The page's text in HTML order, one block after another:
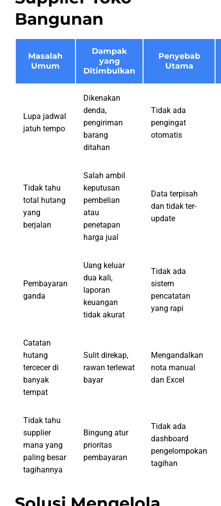
Bangunan
Masalah
Umum
Dampak
yang
Ditimbulkan
Penyebab
Utama
Lupa jadwal
jatuh tempo
Dikenakan
denda,
pengiriman
barang
ditahan
Tidak ada
pengingat
otomatis
Tidak tahu
total hutang
yang
berjalan
Salah ambil
keputusan
pembelian
atau
penetapan
harga jual
Data terpisah
dan tidak ter-
update
Pembayaran
ganda
Uang keluar
dua kali,
laporan
keuangan
tidak akurat
Tidak ada
sistem
pencatatan
yang rapi
Catatan
hutang
tercecer di
banyak
tempat
Sulit direkap,
rawan terlewat
bayar
Mengandalkan
nota manual
dan Excel
Tidak tahu
supplier
mana yang
paling besar
tagihannya
Bingung atur
prioritas
pembayaran
Tidak ada
dashboard
pengelompokan
tagihan